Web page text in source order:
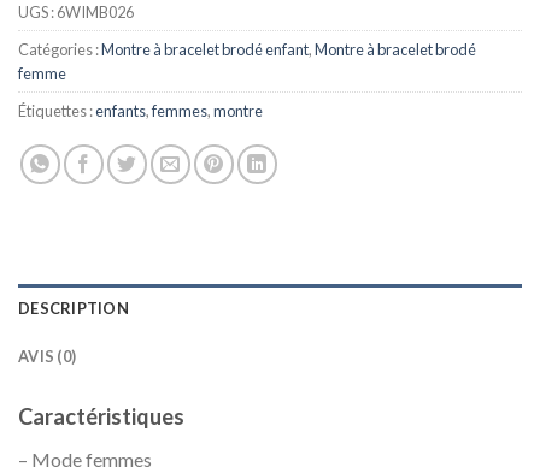
UGS :6WIMB026
Catégories :Montre à bracelet brodé enfant,Montre à bracelet brodé
femme
Étiquettes :enfants,femmes,montre
DESCRIPTION
AVIS (0)
Caractéristiques
– Mode femmes